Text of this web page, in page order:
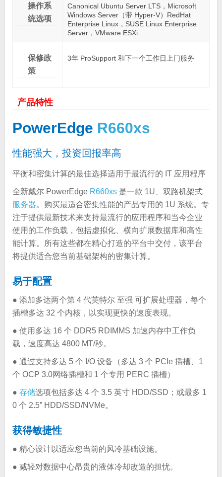
操作系
统选项
Canonical Ubuntu Server LTS，Microsoft
Windows Server（带 Hyper-V）RedHat
Enterprise Linux，SUSE Linux Enterprise
Server，VMware ESXi
保修政
策
3年 ProSupport 和下一个工作日上门服务
产品特性
PowerEdge R660xs
性能强大，投资回报率高
平衡和密集计算的最佳选择适用于最流行的 IT 应用程序
全新戴尔 PowerEdge R660xs是一款 1U、双路机架式
服务器。购买最适合密集性能的产品专用的 1U 系统。专
注于提供最新技术来支持最流行的应用程序和当今企业
使用的工作负载，包括虚拟化、横向扩展数据库和高性
能计算。所有这些都在精心打造的平台中交付，该平台
将提供适合您当前基础架构的密集计算。
易于配置
● 添加多达两个第 4 代英特尔 至强 可扩展处理器，每个
插槽多达 32 个内核，以实现更快的速度表现。
● 使用多达 16 个 DDR5 RDIMMS 加速内存中工作负
载，速度高达 4800 MT/秒。
● 通过支持多达 5 个 I/O 设备（多达 3 个 PCIe 插槽、1
个 OCP 3.0网络插槽和 1 个专用 PERC 插槽）
● 存储选项包括多达 4 个 3.5 英寸 HDD/SSD；或最多 1
0 个 2.5” HDD/SSD/NVMe。
获得敏捷性
● 精心设计以适应您当前的风冷基础设施。
● 减轻对数据中心昂贵的液体冷却改造的担忧。